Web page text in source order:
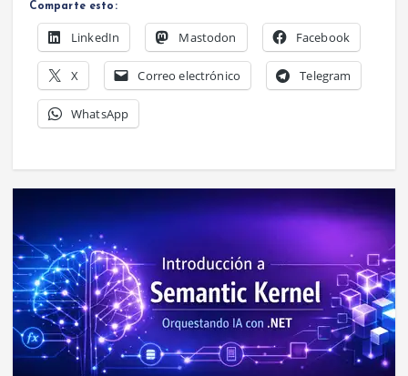
Comparte esto:
LinkedIn Mastodon Facebook
X Correo electrónico Telegram
WhatsApp